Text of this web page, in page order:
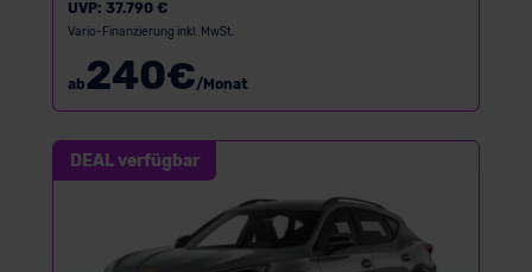
UVP: 37.790 €
Vario-Finanzierung inkl. MwSt.
ab240€/Monat
DEAL verfügbar